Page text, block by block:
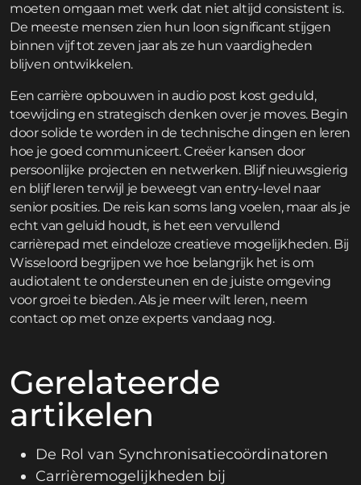
moeten omgaan met werk dat niet altijd consistent is.
De meeste mensen zien hun loon significant stijgen
binnen vijf tot zeven jaar als ze hun vaardigheden
blijven ontwikkelen.
Een carrière opbouwen in audio post kost geduld,
toewijding en strategisch denken over je moves. Begin
door solide te worden in de technische dingen en leren
hoe je goed communiceert. Creëer kansen door
persoonlijke projecten en netwerken. Blijf nieuwsgierig
en blijf leren terwijl je beweegt van entry-level naar
senior posities. De reis kan soms lang voelen, maar als je
echt van geluid houdt, is het een vervullend
carrièrepad met eindeloze creatieve mogelijkheden. Bij
Wisseloord begrijpen we hoe belangrijk het is om
audiotalent te ondersteunen en de juiste omgeving
voor groei te bieden. Als je meer wilt leren, neem
contact op met onze experts vandaag nog.
Gerelateerde
artikelen
De Rol van Synchronisatiecoördinatoren
Carrièremogelijkheden bij